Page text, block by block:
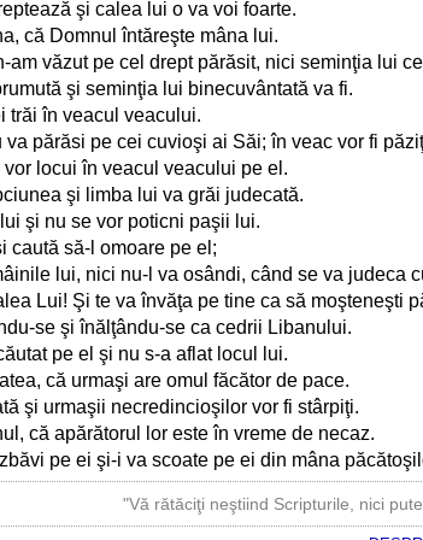
şi calea lui o va voi foarte.
că Domnul întăreşte mâna lui.
am văzut pe cel drept părăsit, nici seminţia lui
şi seminţia lui binecuvântată va fi.
trăi în veacul veacului.
părăsi pe cei cuvioşi ai Săi; în veac vor fi
locui în veacul veacului pe el.
şi limba lui va grăi judecată.
şi nu se vor poticni paşii lui.
caută să-l omoare pe el;
lui, nici nu-l va osândi, când se va judeca
Lui! Şi te va învăţa pe tine ca să moşteneşti
se şi înălţându-se ca cedrii Libanului.
pe el şi nu s-a aflat locul lui.
că urmaşi are omul făcător de pace.
şi urmaşii necredincioşilor vor fi stârpiţi.
că apărătorul lor este în vreme de necaz.
pe ei şi-i va scoate pe ei din mâna
"Vă rătăciţi neştiind Scripturile, nici